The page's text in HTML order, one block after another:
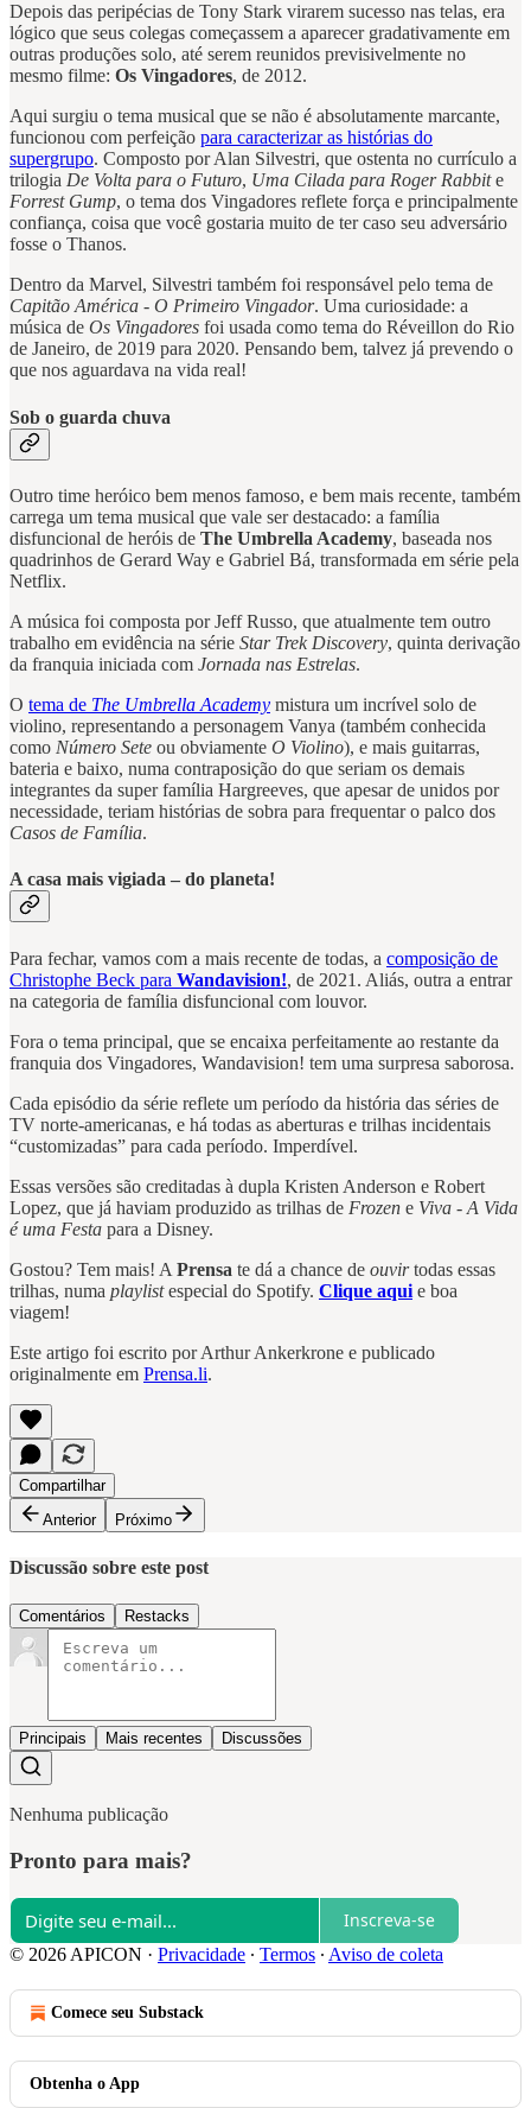
Depois das peripécias de Tony Stark virarem sucesso nas telas, era
lógico que seus colegas começassem a aparecer gradativamente em
outras produções solo, até serem reunidos previsivelmente no
mesmo filme: Os Vingadores, de 2012.
Aqui surgiu o tema musical que se não é absolutamente marcante,
funcionou com perfeição para caracterizar as histórias do
supergrupo. Composto por Alan Silvestri, que ostenta no currículo a
trilogia De Volta para o Futuro, Uma Cilada para Roger Rabbite
Forrest Gump, o tema dos Vingadores reflete força e principalmente
confiança, coisa que você gostaria muito de ter caso seu adversário
fosse o Thanos.
Dentro da Marvel, Silvestri também foi responsável pelo tema de
Capitão América - O Primeiro Vingador. Uma curiosidade: a
música de Os Vingadores foi usada como tema do Réveillon do Rio
de Janeiro, de 2019 para 2020. Pensando bem, talvez já prevendo o
que nos aguardava na vida real!
Sob o guarda chuva
Outro time heróico bem menos famoso, e bem mais recente, também
carrega um tema musical que vale ser destacado: a família
disfuncional de heróis de The Umbrella Academy, baseada nos
quadrinhos de Gerard Way e Gabriel Bá, transformada em série pela
Netflix.
A música foi composta por Jeff Russo, que atualmente tem outro
trabalho em evidência na série Star Trek Discovery, quinta derivação
da franquia iniciada com Jornada nas Estrelas.
O tema de The Umbrella Academy mistura um incrível solo de
violino, representando a personagem Vanya (também conhecida
como Número Sete ou obviamente O Violino), e mais guitarras,
bateria e baixo, numa contraposição do que seriam os demais
integrantes da super família Hargreeves, que apesar de unidos por
necessidade, teriam histórias de sobra para frequentar o palco dos
Casos de Família.
A casa mais vigiada – do planeta!
Para fechar, vamos com a mais recente de todas, a composição de
Christophe Beck para Wandavision!, de 2021. Aliás, outra a entrar
na categoria de família disfuncional com louvor.
Fora o tema principal, que se encaixa perfeitamente ao restante da
franquia dos Vingadores, Wandavision! tem uma surpresa saborosa.
Cada episódio da série reflete um período da história das séries de
TV norte-americanas, e há todas as aberturas e trilhas incidentais
“customizadas” para cada período. Imperdível.
Essas versões são creditadas à dupla Kristen Anderson e Robert
Lopez, que já haviam produzido as trilhas de Frozen e Viva - A Vida
é uma Festa para a Disney.
Gostou? Tem mais! A Prensa te dá a chance de ouvirtodas essas
trilhas, numa playlistespecial do Spotify. Clique aqui e boa
viagem!
Este artigo foi escrito por Arthur Ankerkrone e publicado
originalmente em Prensa.li.
Compartilhar
Anterior
Próximo
Discussão sobre este post
Comentários Restacks
Principais Mais recentes Discussões
Nenhuma publicação
Pronto para mais?
Inscreva-se
© 2026 APICON · Privacidade ∙ Termos ∙ Aviso de coleta
Comece seu Substack
Obtenha o App